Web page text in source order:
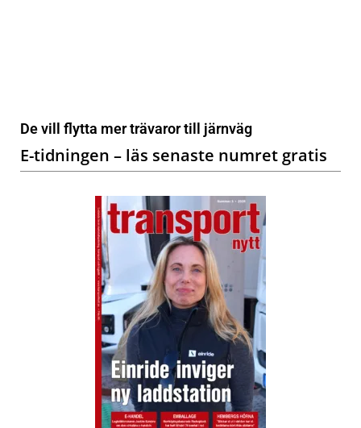
De vill flytta mer trävaror till järnväg
E-tidningen – läs senaste numret gratis